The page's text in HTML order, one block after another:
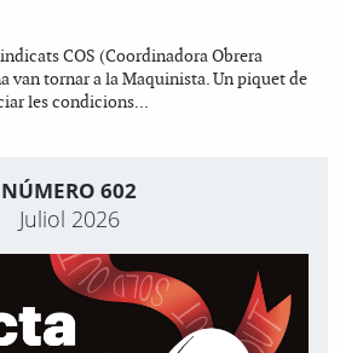
COS (Coordinadora Obrera
van tornar a la Maquinista. Un piquet de
les condicions...
NÚMERO 602
Juliol 2026